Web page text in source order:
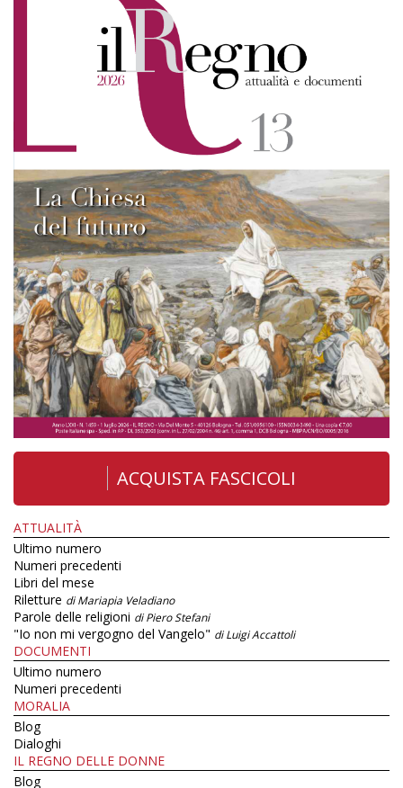
ACQUISTA FASCICOLI
ATTUALITÀ
Ultimo numero
Numeri precedenti
Libri del mese
Riletture di Mariapia Veladiano
Parole delle religioni di Piero Stefani
"Io non mi vergogno del Vangelo" di Luigi Accattoli
DOCUMENTI
Ultimo numero
Numeri precedenti
MORALIA
Blog
Dialoghi
IL REGNO DELLE DONNE
Blog